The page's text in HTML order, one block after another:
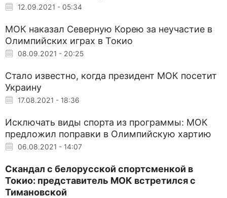
12.09.2021 - 05:34
МОК наказал Северную Корею за неучастие в
Олимпийских играх в Токио
08.09.2021 - 20:25
Стало известно, когда президент МОК посетит
Украину
17.08.2021 - 18:36
Исключать виды спорта из программы: МОК
предложил поправки в Олимпийскую хартию
06.08.2021 - 14:07
Скандал с белорусской спортсменкой в
Токио: представитель МОК встретился с
Тимановской